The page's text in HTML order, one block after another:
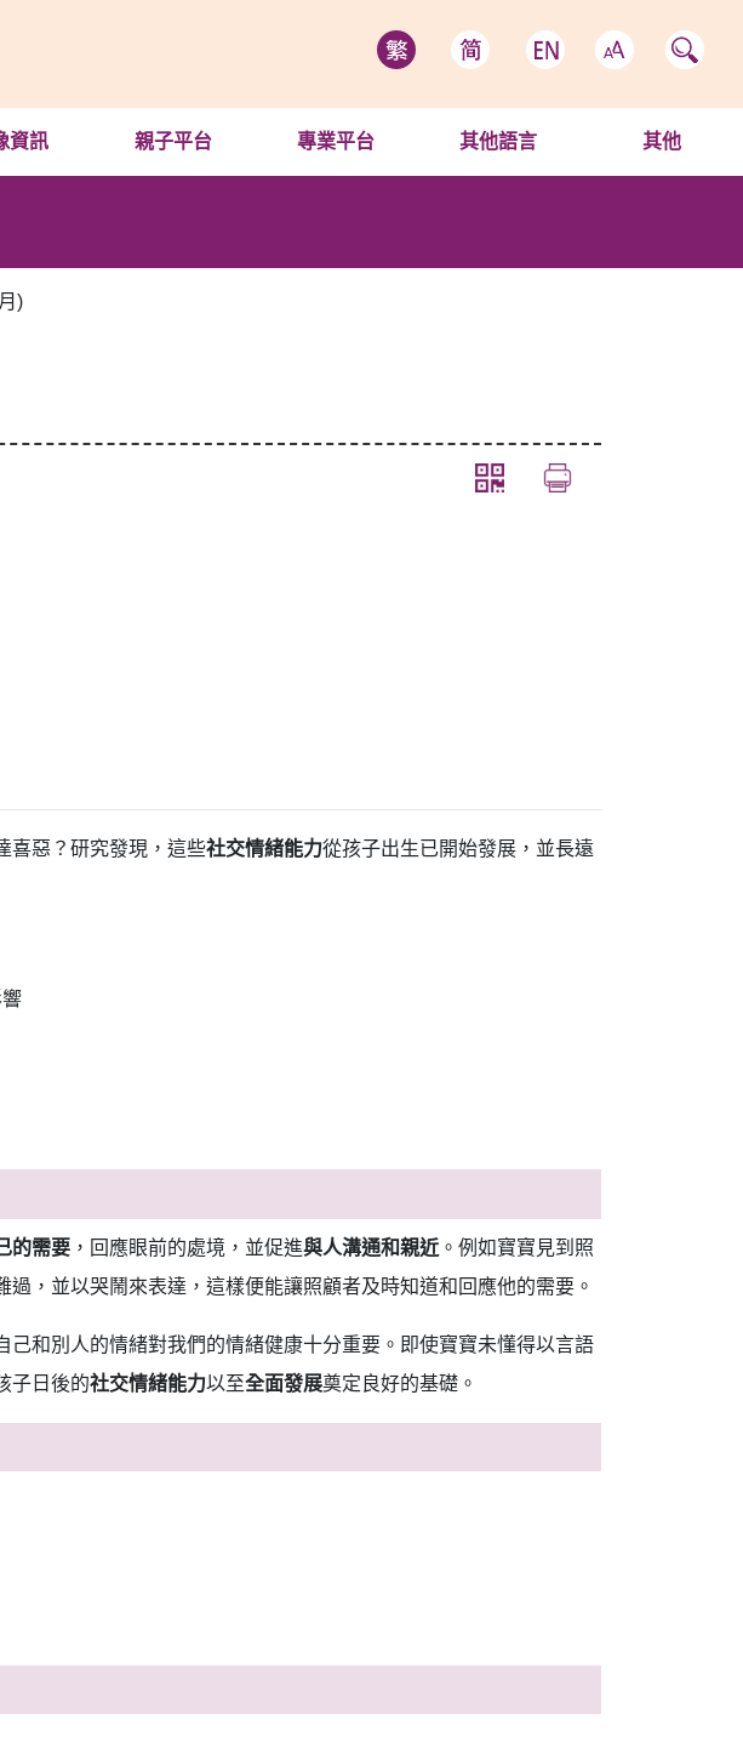
資訊 親子平台 專業平台 其他語言 其他
)
喜惡？研究發現，這些社交情緒能力從孩子出生已開始發展，並長遠
的需要 ，回應眼前的處境，並促進與人溝通和親近 。例如寶寶見到照
，並以哭鬧來表達，這樣便能讓照顧者及時知道和回應他的需要。
己和別人的情緒對我們的情緒健康十分重要。即使寶寶未懂得以言語
子日後的社交情緒能力以至全面發展奠定良好的基礎。